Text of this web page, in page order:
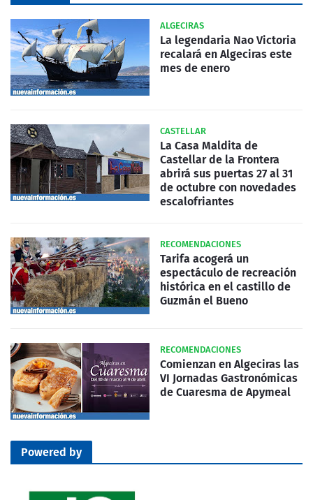
ALGECIRAS
La legendaria Nao Victoria
recalará en Algeciras este
mes de enero
CASTELLAR
La Casa Maldita de
Castellar de la Frontera
abrirá sus puertas 27 al 31
de octubre con novedades
escalofriantes
RECOMENDACIONES
Tarifa acogerá un
espectáculo de recreación
histórica en el castillo de
Guzmán el Bueno
RECOMENDACIONES
Comienzan en Algeciras las
VI Jornadas Gastronómicas
de Cuaresma de Apymeal
Powered by